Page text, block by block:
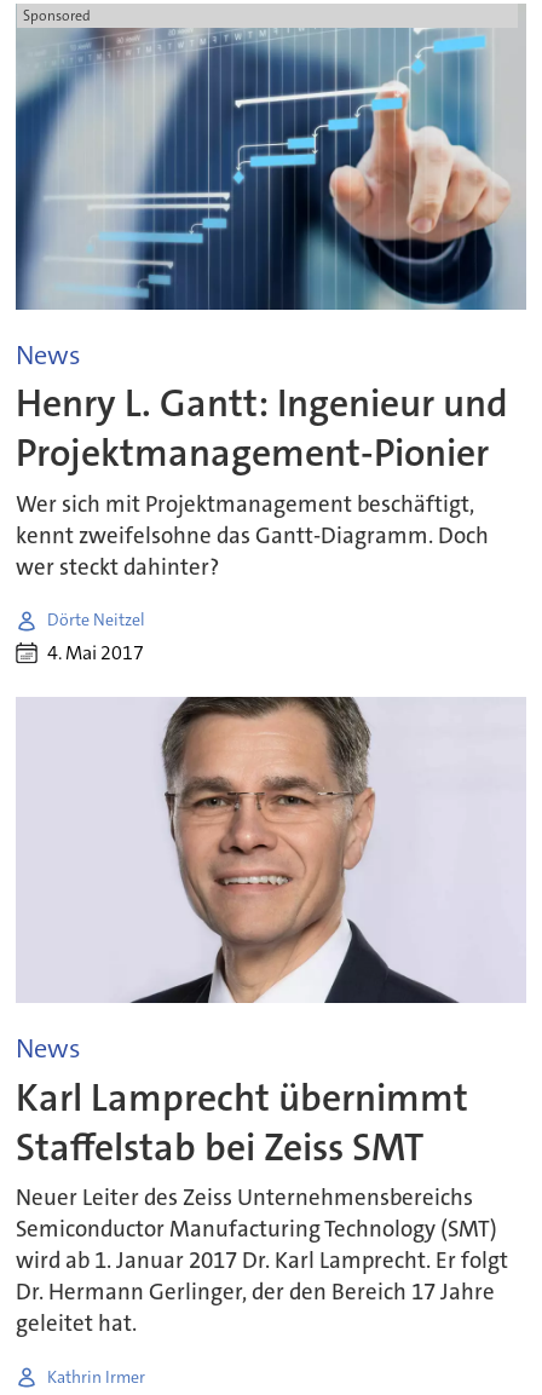
Sponsored
News
Henry L. Gantt: Ingenieur und
Projektmanagement-Pionier
Wer sich mit Projektmanagement beschäftigt,
kennt zweifelsohne das Gantt-Diagramm. Doch
wer steckt dahinter?
Dörte Neitzel
4. Mai 2017
News
Karl Lamprecht übernimmt
Staffelstab bei Zeiss SMT
Neuer Leiter des Zeiss Unternehmensbereichs
Semiconductor Manufacturing Technology (SMT)
wird ab 1. Januar 2017 Dr. Karl Lamprecht. Er folgt
Dr. Hermann Gerlinger, der den Bereich 17 Jahre
geleitet hat.
Kathrin Irmer